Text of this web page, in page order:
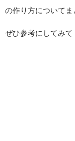
の作り方についてま
ぜひ参考にしてみて